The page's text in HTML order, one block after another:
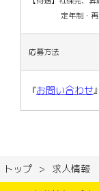
定年制・再雇
応募方法
『お問い合わせ
トップ
求人情報